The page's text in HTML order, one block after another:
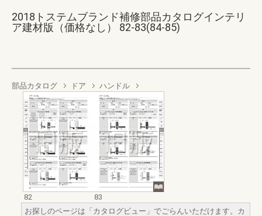
2018トステムブランド補修部品カタログインテリ
ア建材版（価格なし） 82-83(84-85)
部品カタログ ドア ハンドル
82
83
お探しのページは「カタログビュー」でごらんいただけます。カ